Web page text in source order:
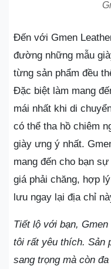
Đến với Gmen
đường những mẫu
từng sản phẩm đều
Đặc biệt làm mang
mái nhất khi di
có thể tha hồ chiêm
giày ưng ý nhất.
mang đến cho bạn
giá phải chăng, hợp
lưu ngay lại địa chỉ
Tiết lộ với bạn,
tôi rất yêu thích. Sản
sang trọng mà còn